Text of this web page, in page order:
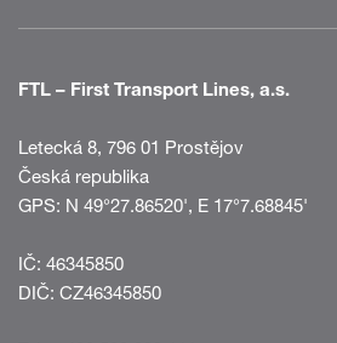
FTL – First Transport Lines, a.s.
Letecká 8, 796 01 Prostějov
Česká republika
GPS: N 49°27.86520', E 17°7.68845'
IČ: 46345850
DIČ: CZ46345850